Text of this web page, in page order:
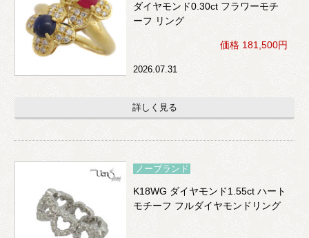
ダイヤモンド0.30ct フラワーモチ
ーフ リング
価格 181,500円
2026.07.31
詳しく見る
ノーブランド
K18WG ダイヤモンド1.55ct ハート
モチーフ フルダイヤモンドリング